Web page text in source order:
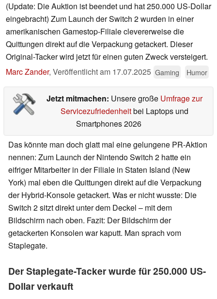
(Update: Die Auktion ist beendet und hat 250.000 US-Dollar
eingebracht) Zum Launch der Switch 2 wurden in einer
amerikanischen Gamestop-Filiale clevererweise die
Quittungen direkt auf die Verpackung getackert. Dieser
Original-Tacker wird jetzt für einen guten Zweck versteigert.
Marc Zander, Veröffentlicht am 17.07.2025 Gaming Humor
Jetzt mitmachen: Unsere große Umfrage zur
Servicezufriedenheitbei Laptops und
Smartphones 2026
Das könnte man doch glatt mal eine gelungene PR-Aktion
nennen: Zum Launch der Nintendo Switch 2 hatte ein
eifriger Mitarbeiter in der Filiale in Staten Island (New
York) mal eben die Quittungen direkt auf die Verpackung
der Hybrid-Konsole getackert. Was er nicht wusste: Die
Switch 2 sitzt direkt unter dem Deckel – mit dem
Bildschirm nach oben. Fazit: Der Bildschirm der
getackerten Konsolen war kaputt. Man sprach vom
Staplegate.
Der Staplegate-Tacker wurde für 250.000 US-
Dollar verkauft